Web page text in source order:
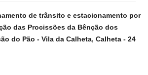
de trânsito e estacionamento por
das Procissões da Bênção dos
do Pão - Vila da Calheta, Calheta - 24